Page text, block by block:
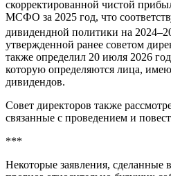
скорректированной чистой
МСФО за 2025 год, что
дивидендной политики на
утвержденной ранее советом
также определил 20 июля 2026
которую определяются лица,
дивидендов.
Совет директоров также
связанные с проведением и
***
Некоторые заявления, сделанные